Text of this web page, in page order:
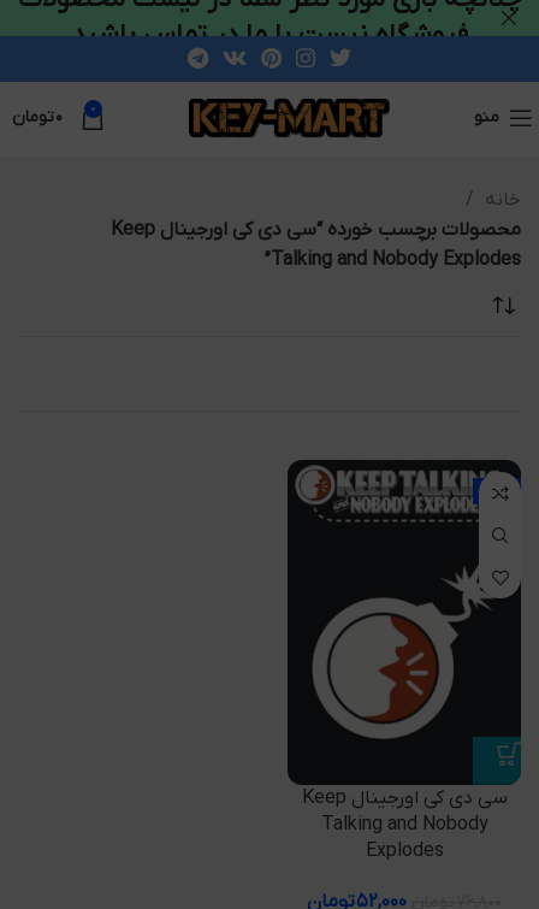
منو 0 ۰تومان
خانه
محصولات برچسب خورده “سی دی کی اورجینال Keep
Talking and Nobody Explodes”
-32%
سی دی کی اورجینال Keep
Talking and Nobody
Explodes
۵۲,۰۰۰تومان
فروشگاه نیست با ما در تماس باشید